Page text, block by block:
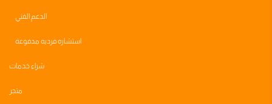
الدعم الفني
استشاره فرديه مدفوعة
شراء خدمات
متجر